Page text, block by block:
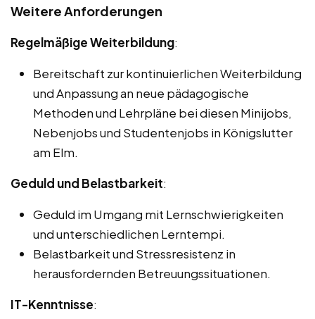
Weitere Anforderungen
Regelmäßige Weiterbildung:
Bereitschaft zur kontinuierlichen Weiterbildung
und Anpassung an neue pädagogische
Methoden und Lehrpläne bei diesen Minijobs,
Nebenjobs und Studentenjobs in Königslutter
am Elm.
Geduld und Belastbarkeit:
Geduld im Umgang mit Lernschwierigkeiten
und unterschiedlichen Lerntempi.
Belastbarkeit und Stressresistenz in
herausfordernden Betreuungssituationen.
IT-Kenntnisse: